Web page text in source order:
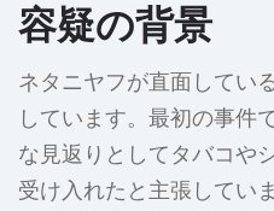
容疑の背景
ネタニヤフが直面してい
しています。最初の事件
な見返りとしてタバコや
受け入れたと主張してい